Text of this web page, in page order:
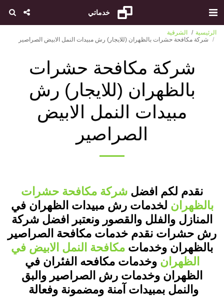
خدماتي
الرئيسية
الشرقية
شركة مكافحة حشرات بالظهران (للايجار) رش مبيدات النمل الابيض الصراصير
شركة مكافحة حشرات
بالظهران (للايجار) رش
مبيدات النمل الابيض
الصراصير
نقدم لكم افضل شركة مكافحة حشرات
بالظهران لخدمات رش مبيدات الظهران في
المنازل والفلل والقصور ونعتبر افضل شركة
رش حشرات نقدم خدمات مكافحة الصراصير
بالظهران وخدمات مكافحة النمل الابيض في
الظهران وخدمات مكافحه الفئران في
الظهران وخدمات رش الصراصير والبق
والنمل بمبيدات آمنة ومضمونة وفعالة